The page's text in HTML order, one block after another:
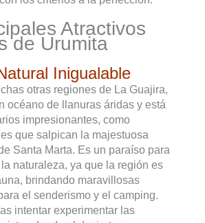
Atractivos
de Urumita
Inigualable
otras regiones de La Guajira,
océano de llanuras áridas y está
impresionantes, como
que salpican la majestuosa
Santa Marta. Es un paraíso para
naturaleza, ya que la región es
brindando maravillosas
el senderismo y el camping.
intentar experimentar las